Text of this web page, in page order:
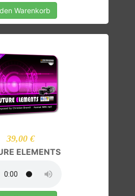
Warenkorb
39,00 €
ELEMENTS